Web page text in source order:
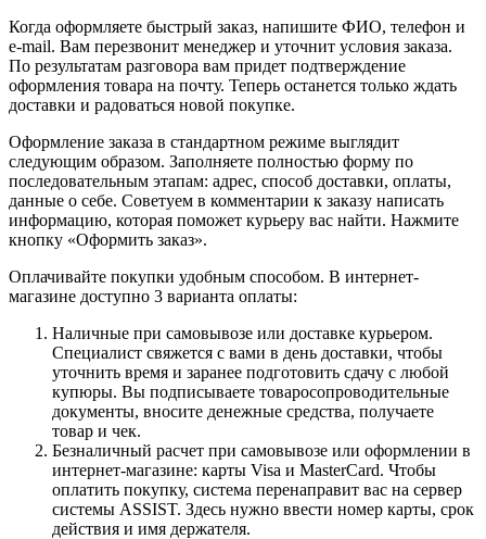
Когда оформляете быстрый заказ, напишите ФИО, телефон и
e-mail. Вам перезвонит менеджер и уточнит условия заказа.
По результатам разговора вам придет подтверждение
оформления товара на почту. Теперь останется только ждать
доставки и радоваться новой покупке.
Оформление заказа в стандартном режиме выглядит
следующим образом. Заполняете полностью форму по
последовательным этапам: адрес, способ доставки, оплаты,
данные о себе. Советуем в комментарии к заказу написать
информацию, которая поможет курьеру вас найти. Нажмите
кнопку «Оформить заказ».
Оплачивайте покупки удобным способом. В интернет-
магазине доступно 3 варианта оплаты:
Наличные при самовывозе или доставке курьером.
Специалист свяжется с вами в день доставки, чтобы
уточнить время и заранее подготовить сдачу с любой
купюры. Вы подписываете товаросопроводительные
документы, вносите денежные средства, получаете
товар и чек.
Безналичный расчет при самовывозе или оформлении в
интернет-магазине: карты Visa и MasterCard. Чтобы
оплатить покупку, система перенаправит вас на сервер
системы ASSIST. Здесь нужно ввести номер карты, срок
действия и имя держателя.